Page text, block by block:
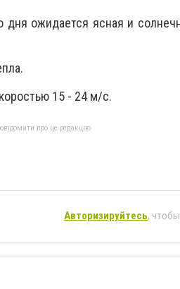
ожидается ясная и
15 - 24 м/с.
про це редакцію
Авторизируйтесь,